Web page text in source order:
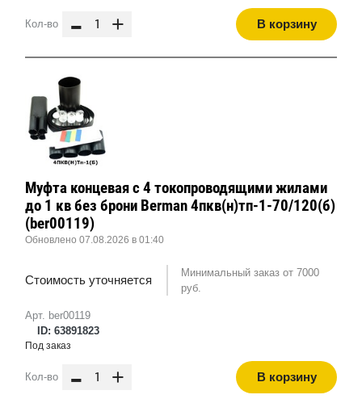
Кол-во - + В корзину
Арт. ber00119
ID: 63891823
Муфта концевая с 4 токопроводящими жилами
до 1 кв без брони Berman 4пкв(н)тп-1-70/120(б)
(ber00119)
Обновлено 07.08.2026 в 01:40
Стоимость уточняется
Минимальный заказ от 7000
руб.
Под заказ
Кол-во - + В корзину